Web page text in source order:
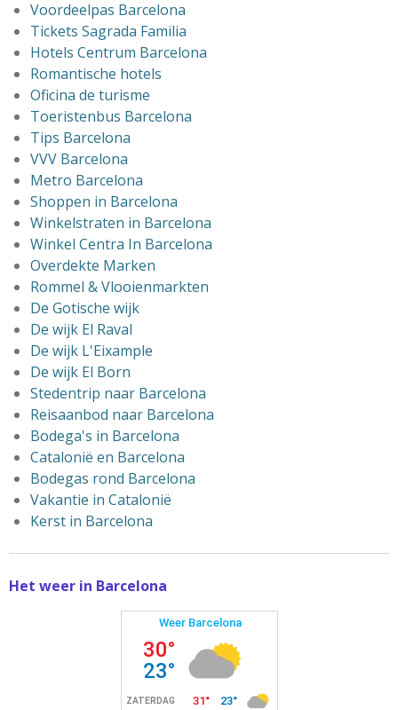
Voordeelpas Barcelona
Tickets Sagrada Familia
Hotels Centrum Barcelona
Romantische hotels
Oficina de turisme
Toeristenbus Barcelona
Tips Barcelona
VVV Barcelona
Metro Barcelona
Shoppen in Barcelona
Winkelstraten in Barcelona
Winkel Centra In Barcelona
Overdekte Marken
Rommel & Vlooienmarkten
De Gotische wijk
De wijk El Raval
De wijk L'Eixample
De wijk El Born
Stedentrip naar Barcelona
Reisaanbod naar Barcelona
Bodega's in Barcelona
Catalonië en Barcelona
Bodegas rond Barcelona
Vakantie in Catalonië
Kerst in Barcelona
Het weer in Barcelona